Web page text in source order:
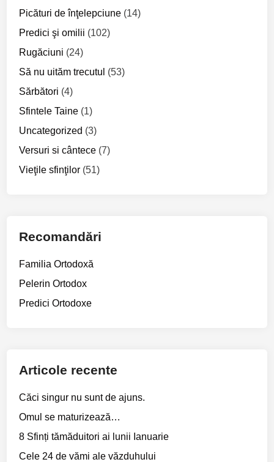
Picături de înţelepciune (14)
Predici şi omilii (102)
Rugăciuni (24)
Să nu uităm trecutul (53)
Sărbători (4)
Sfintele Taine (1)
Uncategorized (3)
Versuri si cântece (7)
Vieţile sfinţilor (51)
Recomandări
Familia Ortodoxă
Pelerin Ortodox
Predici Ortodoxe
Articole recente
Căci singur nu sunt de ajuns.
Omul se maturizează…
8 Sfinți tămăduitori ai lunii Ianuarie
Cele 24 de vămi ale văzduhului